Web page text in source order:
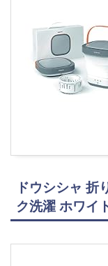
ドウシシャ 折
ク洗濯 ホワイ